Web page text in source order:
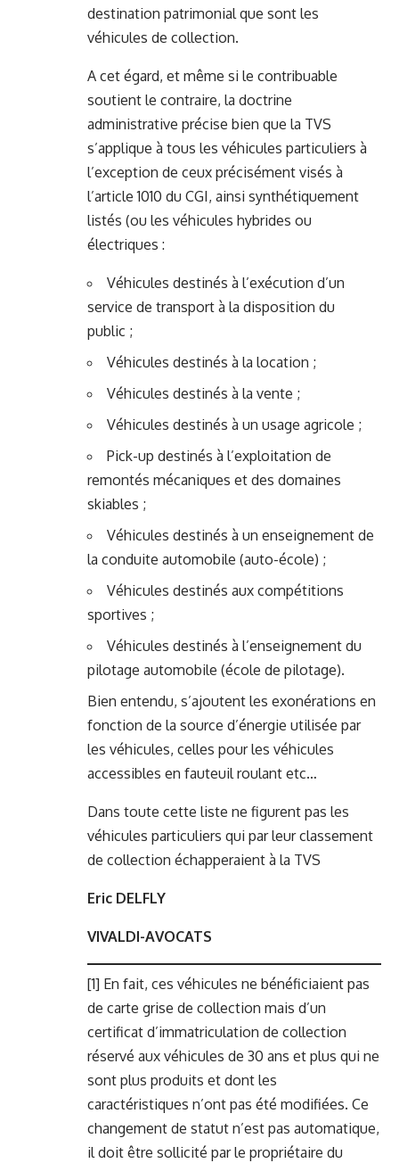
destination patrimonial que sont les
véhicules de collection.
A cet égard, et même si le contribuable
soutient le contraire, la doctrine
administrative précise bien que la TVS
s’applique à tous les véhicules particuliers à
l’exception de ceux précisément visés à
l’article 1010 du CGI, ainsi synthétiquement
listés (ou les véhicules hybrides ou
électriques :
Véhicules destinés à l’exécution d’un
service de transport à la disposition du
public ;
Véhicules destinés à la location ;
Véhicules destinés à la vente ;
Véhicules destinés à un usage agricole ;
Pick-up destinés à l’exploitation de
remontés mécaniques et des domaines
skiables ;
Véhicules destinés à un enseignement de
la conduite automobile (auto-école) ;
Véhicules destinés aux compétitions
sportives ;
Véhicules destinés à l’enseignement du
pilotage automobile (école de pilotage).
Bien entendu, s’ajoutent les exonérations en
fonction de la source d’énergie utilisée par
les véhicules, celles pour les véhicules
accessibles en fauteuil roulant etc…
Dans toute cette liste ne figurent pas les
véhicules particuliers qui par leur classement
de collection échapperaient à la TVS
Eric DELFLY
VIVALDI-AVOCATS
[1] En fait, ces véhicules ne bénéficiaient pas
de carte grise de collection mais d’un
certificat d’immatriculation de collection
réservé aux véhicules de 30 ans et plus qui ne
sont plus produits et dont les
caractéristiques n’ont pas été modifiées. Ce
changement de statut n’est pas automatique,
il doit être sollicité par le propriétaire du